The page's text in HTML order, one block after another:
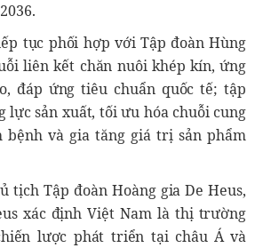
tục phối hợp với Tập đoàn Hùng
liên kết chăn nuôi khép kín, ứng
đáp ứng tiêu chuẩn quốc tế; tập
lực sản xuất, tối ưu hóa chuỗi cung
bệnh và gia tăng giá trị sản phẩm
tịch Tập đoàn Hoàng gia De Heus,
xác định Việt Nam là thị trường
lược phát triển tại châu Á và